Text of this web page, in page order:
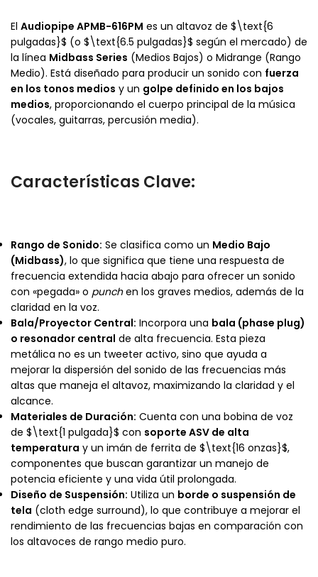
El Audiopipe APMB-616PM es un altavoz de $\text{6
pulgadas}$ (o $\text{6.5 pulgadas}$ según el mercado) de
la línea Midbass Series (Medios Bajos) o Midrange (Rango
Medio). Está diseñado para producir un sonido con fuerza
en los tonos medios y un golpe definido en los bajos
medios, proporcionando el cuerpo principal de la música
(vocales, guitarras, percusión media).
Características Clave:
Rango de Sonido: Se clasifica como un Medio Bajo
(Midbass), lo que significa que tiene una respuesta de
frecuencia extendida hacia abajo para ofrecer un sonido
con «pegada» o punchen los graves medios, además de la
claridad en la voz.
Bala/Proyector Central: Incorpora una bala (phase plug)
o resonador central de alta frecuencia. Esta pieza
metálica no es un tweeter activo, sino que ayuda a
mejorar la dispersión del sonido de las frecuencias más
altas que maneja el altavoz, maximizando la claridad y el
alcance.
Materiales de Duración: Cuenta con una bobina de voz
de $\text{1 pulgada}$ con soporte ASV de alta
temperatura y un imán de ferrita de $\text{16 onzas}$,
componentes que buscan garantizar un manejo de
potencia eficiente y una vida útil prolongada.
Diseño de Suspensión: Utiliza un borde o suspensión de
tela (cloth edge surround), lo que contribuye a mejorar el
rendimiento de las frecuencias bajas en comparación con
los altavoces de rango medio puro.